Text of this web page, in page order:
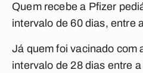
Quem recebe a Pfizer
intervalo de 60 dias, entre
Já quem foi vacinado com
intervalo de 28 dias entre